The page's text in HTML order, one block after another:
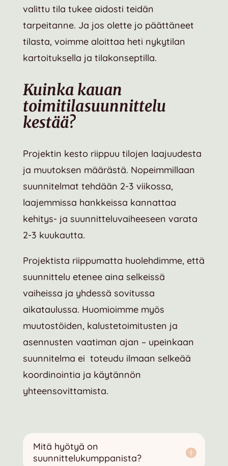
valittu tila tukee aidosti teidän
tarpeitanne. Ja jos olette jo päättäneet
tilasta, voimme aloittaa heti nykytilan
kartoituksella ja tilakonseptilla.
Kuinka kauan
toimitilasuunnittelu
kestää?
Projektin kesto riippuu tilojen laajuudesta
ja muutoksen määrästä. Nopeimmillaan
suunnitelmat tehdään 2-3 viikossa,
laajemmissa hankkeissa kannattaa
kehitys- ja suunnitteluvaiheeseen varata
2-3 kuukautta.
Projektista riippumatta huolehdimme, että
suunnittelu etenee aina selkeissä
vaiheissa ja yhdessä sovitussa
aikataulussa. Huomioimme myös
muutostöiden, kalustetoimitusten ja
asennusten vaatiman ajan – upeinkaan
suunnitelma ei toteudu ilmaan selkeää
koordinointia ja käytännön
yhteensovittamista.
Mitä hyötyä on
suunnittelukumppanista?